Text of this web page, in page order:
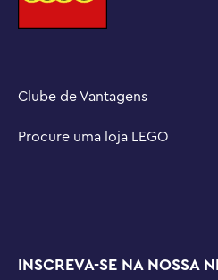
Clube de Vantagens
Procure uma loja LEGO
INSCREVA-SE NA NOSSA